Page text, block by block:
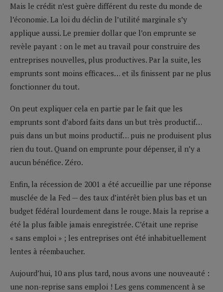
Mais le crédit n’est guère différent du reste du monde de
l’économie. La loi du déclin de l’utilité marginale s’y
applique aussi. Le premier dollar que l’on emprunte se
revèle payant : on le met au travail pour construire des
entreprises nouvelles, plus productives. Par la suite, les
emprunts sont moins efficaces… et ils finissent par ne plus
fonctionner du tout.
On peut expliquer cela en partie par le fait que les
emprunts sont d’abord faits dans un but très productif…
puis dans un but moins productif… puis ne produisent plus
rien du tout. Quand on emprunte pour dépenser, il n’y a
aucun bénéfice. Zéro.
Enfin, la récession de 2001 a été accueillie par une réponse
musclée de la Fed — des taux d’intérêt bien plus bas et un
budget fédéral lourdement dans le rouge. Mais la reprise a
été la plus faible jamais enregistrée. C’était une reprise
« sans emploi » ; les entreprises ont été inhabituellement
lentes à réembaucher.
Aujourd’hui, 10 ans plus tard, nous avons une nouveauté :
une non-reprise sans emploi ! Les gens commencent à se